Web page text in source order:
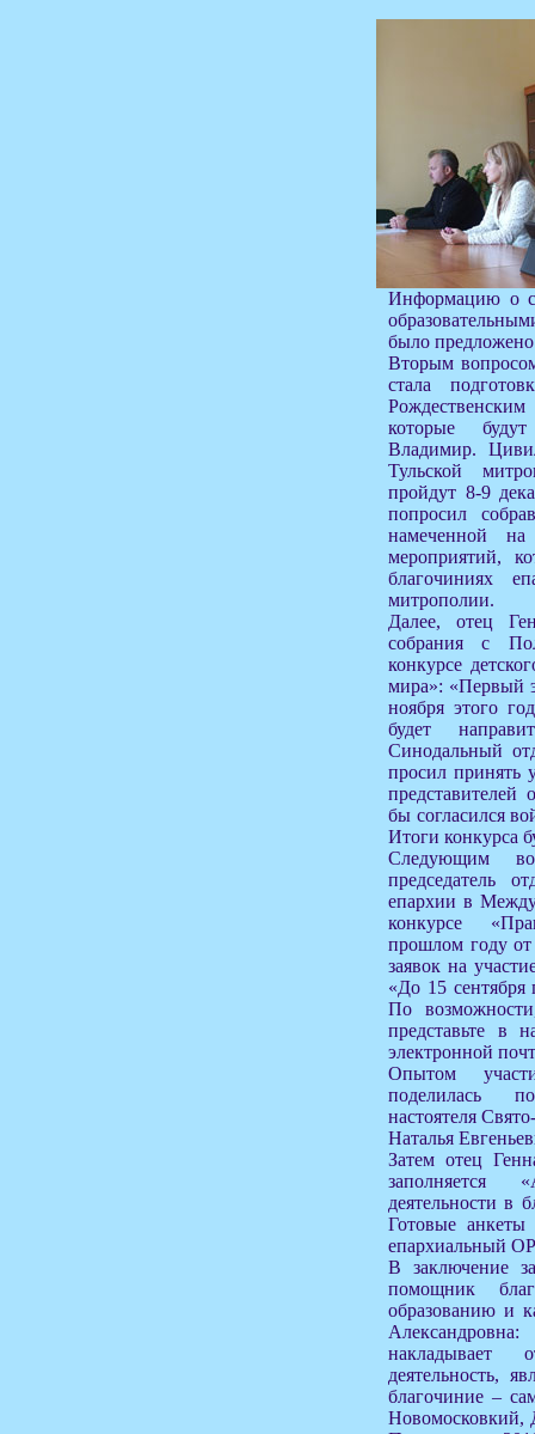
Информацию о
было предложено
Вторым
стала
которые
Владимир.
Тульской
пройдут 8-9
попросил
намеченной на
мероприятий,
благочиниях
митрополии.
Далее, отец
собрания с
конкурсе
мира»: «Первый
ноября этого
будет
Синодальный
просил принять
представителей
бы согласился
Итоги конкурса
Следующим
председатель
епархии в
конкурсе
прошлом году от
заявок на
«До 15 сентября
По
представьте в
электронной
Опытом
поделилась
настоятеля
Наталья
Затем отец
заполняется
деятельности в
Готовые анкеты
епархиальный
В заключение
помощник
образованию и
деятельность,
благочиние –
Новомосковкий,